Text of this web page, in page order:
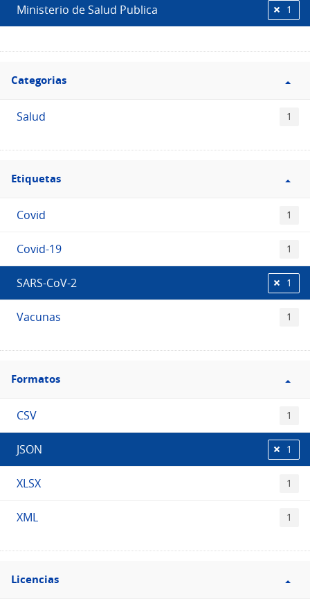
Ministerio de Salud Publica 1
Filtro
Categorias
Categorias
Salud 1
Filtro
Etiquetas
Etiquetas
Covid 1
Covid-19 1
SARS-CoV-2 1
Vacunas 1
Filtro
Formatos
Formatos
CSV 1
JSON 1
XLSX 1
XML 1
Filtro
Licencias
Licencias